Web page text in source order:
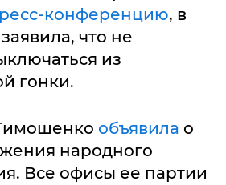
конференцию, в
что не
из
гонки.
объявила о
народного
Все офисы ее партии